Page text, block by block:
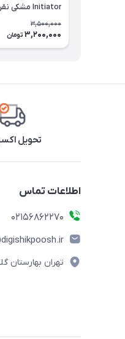
3,500,000
3,200,000 تومان
تحویل
اطلاعات تماس
02156862270
تهران بهارستان